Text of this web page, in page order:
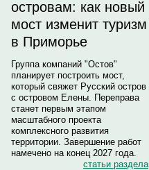
островам: как новый
мост изменит туризм
в Приморье
Группа компаний "Остов"
планирует построить мост,
который свяжет Русский остров
с островом Елены. Переправа
станет первым этапом
масштабного проекта
комплексного развития
территории. Завершение работ
намечено на конец 2027 года.
статьи раздела